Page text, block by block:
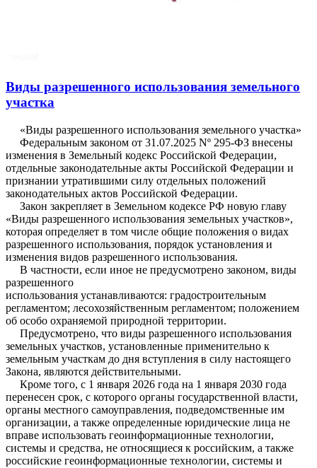
Виды разрешенного использования земельного
участка
«Виды разрешенного использования земельного участка»
Федеральным законом от 31.07.2025 Nº 295-ФЗ внесены
изменения в Земельный кодекс Российской Федерации,
отдельные законодательные акты Российской Федерации и
признании утратившими силу отдельных положений
законодательных актов Российской Федерации.
Закон закрепляет в Земельном кодексе РФ новую главу
«Виды разрешенного использования земельных участков»,
которая определяет в том числе общие положения о видах
разрешенного использования, порядок установления и
изменения видов разрешенного использования.
В частности, если иное не предусмотрено законом, виды
разрешенного
использования устанавливаются: градостроительным
регламентом; лесохозяйственным регламентом; положением
об особо охраняемой природной территории.
Предусмотрено, что виды разрешенного использования
земельных участков, установленные применительно к
земельным участкам до дня вступления в силу настоящего
Закона, являются действительными.
Кроме того, с 1 января 2026 года на 1 января 2030 года
перенесен срок, с которого органы государственной власти,
органы местного самоуправления, подведомственные им
организации, а также определенные юридические лица не
вправе использовать геоинформационные технологии,
системы и средства, не относящиеся к российским, а также
российские геоинформационные технологии, системы и